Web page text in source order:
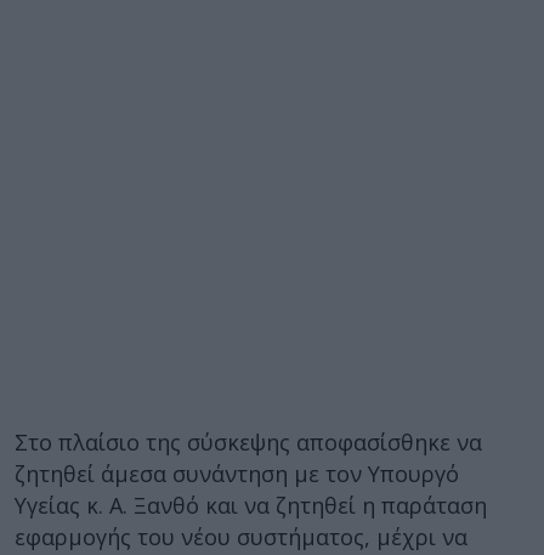
Στο πλαίσιο της σύσκεψης αποφασίσθηκε να
ζητηθεί άμεσα συνάντηση με τον Υπουργό
Υγείας κ. Α. Ξανθό και να ζητηθεί η παράταση
εφαρμογής του νέου συστήματος, μέχρι να